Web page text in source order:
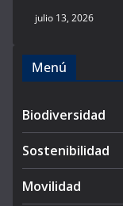
julio 13, 2026
Menú
Biodiversidad
Sostenibilidad
Movilidad